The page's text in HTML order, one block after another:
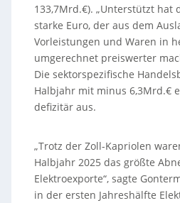
133,7Mrd.€). „Unterstützt hat
starke Euro, der aus dem
Vorleistungen und Waren in
umgerechnet preiswerter
Die sektorspezifische
Halbjahr mit minus 6,3Mrd.€
defizitär aus.
„Trotz der Zoll-Kapriolen
Halbjahr 2025 das größte
Elektroexporte“, sagte
in der ersten Jahreshälfte